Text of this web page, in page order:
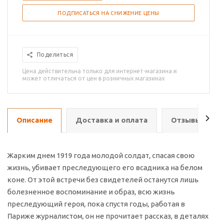
ПОДПИСАТЬСЯ НА СНИЖЕНИЕ ЦЕНЫ
Поделиться
Цена действительна только для интернет-магазина и
может отличаться от цен в розничных магазинах
Описание Доставка и оплата Отзывы о
Жарким днем 1919 года молодой солдат, спасая свою
жизнь, убивает преследующего его всадника на белом
коне. От этой встречи без свидетелей останутся лишь
болезненное воспоминание и образ, всю жизнь
преследующий героя, пока спустя годы, работая в
Париже журналистом, он не прочитает рассказ, в деталях